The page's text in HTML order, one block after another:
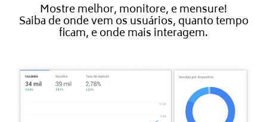
Mostre melhor, monitore, e mensure!
Saiba de onde vem os usuários, quanto tempo
ficam, e onde mais interagem.